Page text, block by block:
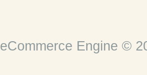
eCommerce Engine ©